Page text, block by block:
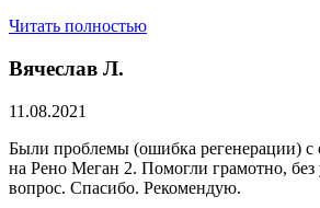
Читать полностью
Вячеслав Л.
11.08.2021
Были проблемы (ошибка регенерации)
на Рено Меган 2. Помогли грамотно, без
вопрос. Спасибо. Рекомендую.